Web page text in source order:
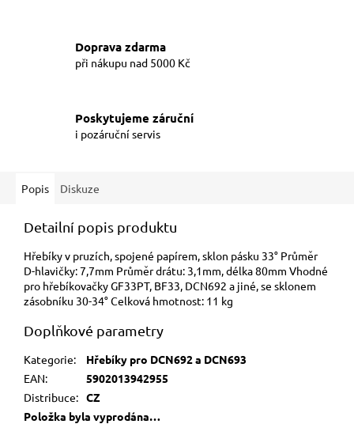
Doprava zdarma
při nákupu nad 5000 Kč
Poskytujeme záruční
i pozáruční servis
Popis Diskuze
Detailní popis produktu
Hřebíky v pruzích, spojené papírem, sklon pásku 33° Průměr
D-hlavičky: 7,7mm Průměr drátu: 3,1mm, délka 80mm Vhodné
pro hřebíkovačky GF33PT, BF33, DCN692 a jiné, se sklonem
zásobníku 30-34° Celková hmotnost: 11 kg
Doplňkové parametry
Kategorie:
Hřebíky pro DCN692 a DCN693
EAN:
5902013942955
Distribuce: CZ
Položka byla vyprodána…